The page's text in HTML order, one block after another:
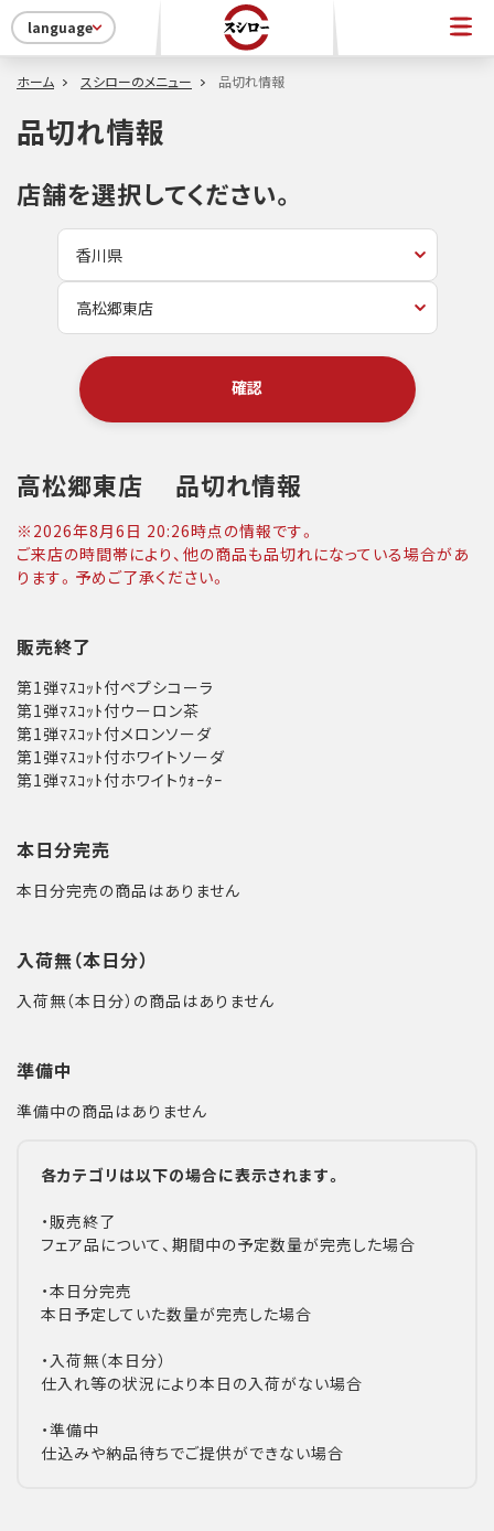
language
ホーム スシローのメニュー 品切れ情報
品切れ情報
店舗を選択してください。
確認
高松郷東店 品切れ情報
※ 2026年8月6日 20:26時点の情報です。
ご来店の時間帯により、他の商品も品切れになっている場合があ
ります。予めご了承ください。
販売終了
第1弾ﾏｽｺｯﾄ付ペプシコーラ
第1弾ﾏｽｺｯﾄ付ウーロン茶
第1弾ﾏｽｺｯﾄ付メロンソーダ
第1弾ﾏｽｺｯﾄ付ホワイトソーダ
第1弾ﾏｽｺｯﾄ付ホワイトｳｫｰﾀｰ
本日分完売
本日分完売の商品はありません
入荷無（本日分）
入荷無（本日分）の商品はありません
準備中
準備中の商品はありません
各カテゴリは以下の場合に表示されます。
・販売終了
フェア品について、期間中の予定数量が完売した場合
・本日分完売
本日予定していた数量が完売した場合
・入荷無（本日分）
仕入れ等の状況により本日の入荷がない場合
・準備中
仕込みや納品待ちでご提供ができない場合